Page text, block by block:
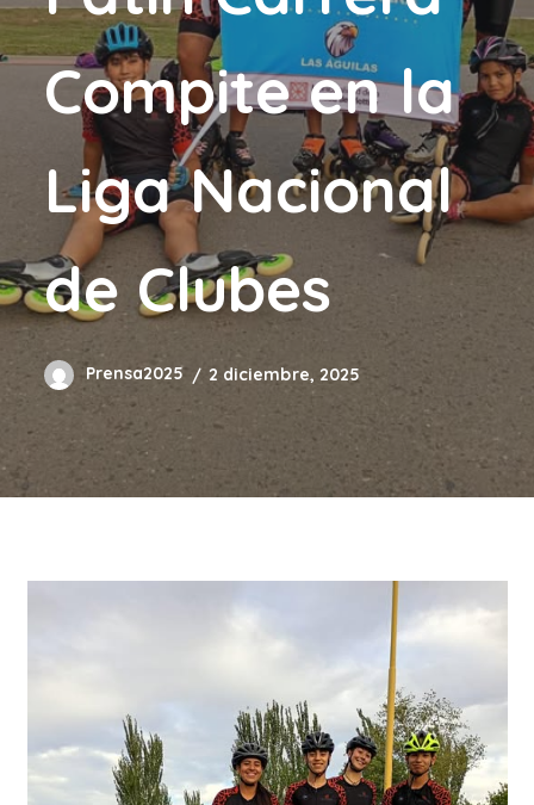
Compite en la
Liga Nacional
de Clubes
Prensa2025 2 diciembre, 2025